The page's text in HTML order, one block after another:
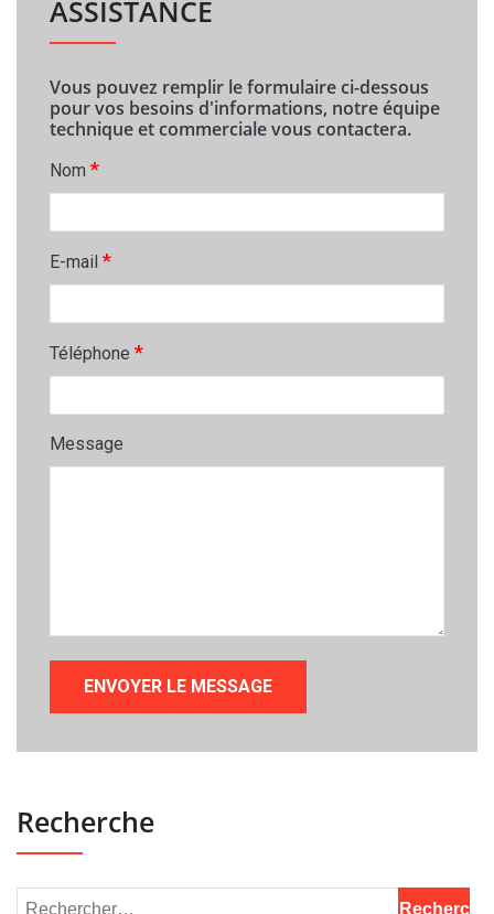
ASSISTANCE
Vous pouvez remplir le formulaire ci-dessous
pour vos besoins d'informations, notre équipe
technique et commerciale vous contactera.
Nom *
E-mail *
Téléphone *
Message
Recherche